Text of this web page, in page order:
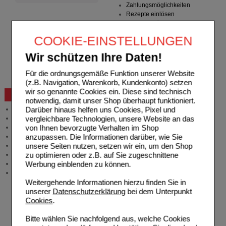
COOKIE-EINSTELLUNGEN
Wir schützen Ihre Daten!
Für die ordnungsgemäße Funktion unserer Website
(z.B. Navigation, Warenkorb, Kundenkonto) setzen
wir so genannte Cookies ein. Diese sind technisch
notwendig, damit unser Shop überhaupt funktioniert.
Darüber hinaus helfen uns Cookies, Pixel und
vergleichbare Technologien, unsere Website an das
von Ihnen bevorzugte Verhalten im Shop
anzupassen. Die Informationen darüber, wie Sie
unsere Seiten nutzen, setzen wir ein, um den Shop
zu optimieren oder z.B. auf Sie zugeschnittene
Werbung einblenden zu können.
Weitergehende Informationen hierzu finden Sie in
unserer Datenschutzerklärungbei dem Unterpunkt
Cookies.
Bitte wählen Sie nachfolgend aus, welche Cookies
Zahlungsmöglichkeiten
Rezepte einlösen
Freiumschläge anfordern
Auslandsbestellung
Widerrufsformular
Problembehebung
Bestellschein
Beratung und Service
Allgemeine Information
Produktberatung
Meldung Arzneimittelrisiken
Zuzahlungsfreie Arzneien
Angebote & Downloads
Newsletter
Neukundenprämie